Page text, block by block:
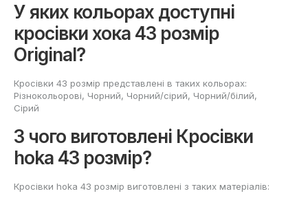
У яких кольорах доступні
кросівки хока 43 розмір
Original?
Кросівки 43 розмір представлені в таких кольорах:
Різнокольорові, Чорний, Чорний/сірий, Чорний/білий,
Сірий
З чого виготовлені Кросівки
hoka 43 розмір?
Кросівки hoka 43 розмір виготовлені з таких матеріалів: